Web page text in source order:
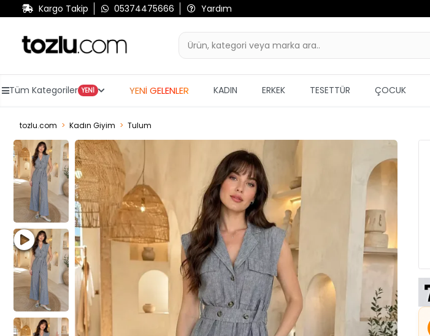
Kargo Takip 05374475666 Yardım
Tüm Kategoriler YENİ YENİ GELENLER KADIN ERKEK TESETTÜR ÇOCUK
tozlu.com Kadın Giyim Tulum